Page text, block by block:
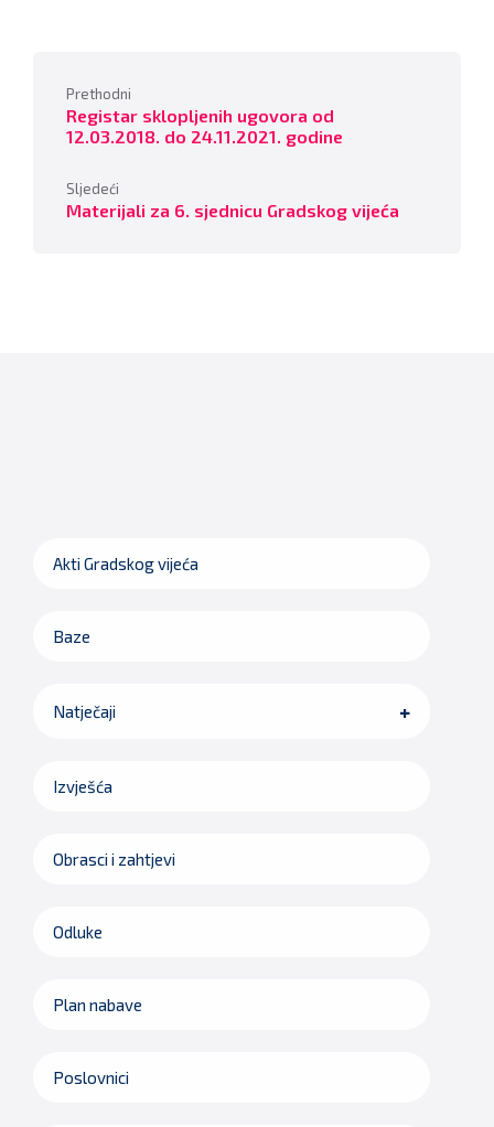
Prethodni
Registar sklopljenih ugovora od
12.03.2018. do 24.11.2021. godine
Sljedeći
Materijali za 6. sjednicu Gradskog vijeća
Akti Gradskog vijeća
Baze
Natječaji
Izvješća
Obrasci i zahtjevi
Odluke
Plan nabave
Poslovnici